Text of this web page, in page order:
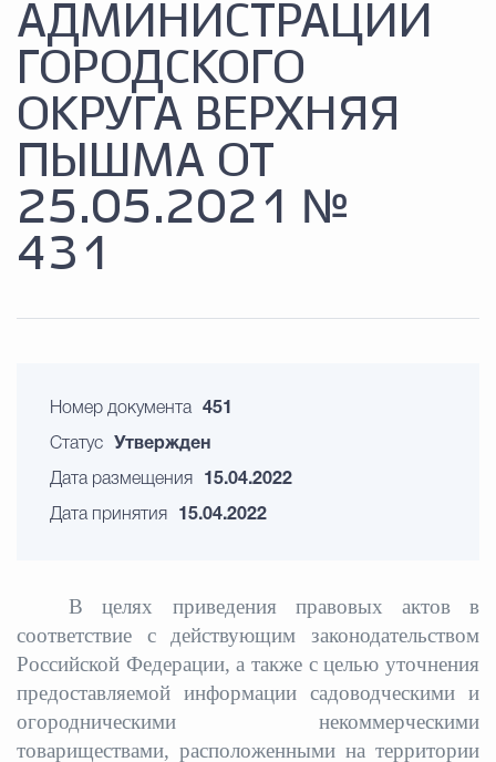
АДМИНИСТРАЦИИ
ГОРОДСКОГО
ОКРУГА ВЕРХНЯЯ
ПЫШМА ОТ
25.05.2021 №
431
Номер документа 451
Статус Утвержден
Дата размещения 15.04.2022
Дата принятия 15.04.2022
В целях приведения правовых актов в
соответствие с действующим законодательством
Российской Федерации, а также с целью уточнения
предоставляемой информации садоводческими и
огородническими некоммерческими
товариществами, расположенными на территории